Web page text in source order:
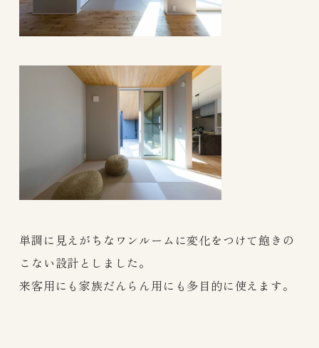
単調に見えがちなワンルームに変化をつけて飽きの
こない設計としました。
来客用にも家族だんらん用にも多目的に使えます。